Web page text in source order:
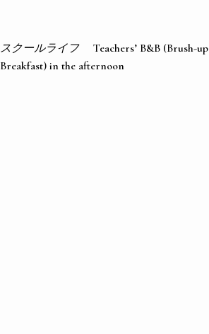
スクールライフ
Teachers’ B&B (Brush-up
Breakfast) in the afternoon